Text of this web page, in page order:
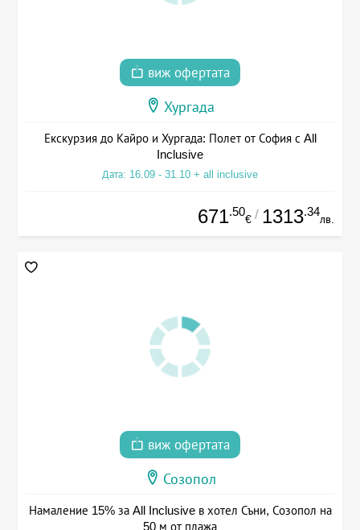
виж офертата
Хургада
Екскурзия до Кайро и Хургада: Полет от София с All
Inclusive
Дата: 16.09 - 31.10 + all inclusive
671.50
€ / 1313.34
лв.
виж офертата
Созопол
Намаление 15% за All Inclusive в хотел Съни, Созопол на
50 м от плажа